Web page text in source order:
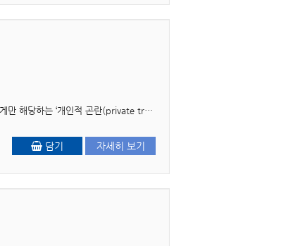
머리말 우리가 살고 있는 사회에는 다양한 문제가 존재한다. 어떤 문제는 그 문제를 경험하고 있는 개인에게만 해당하는 ‘개인적 곤란(private troubles)’으로 간주되기도 하고, 어..
담기 자세히 보기